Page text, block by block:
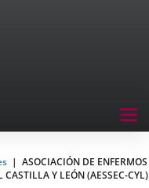
ASOCIACIÓN DE ENFERMOS
Y LEÓN (AESSEC-CYL)